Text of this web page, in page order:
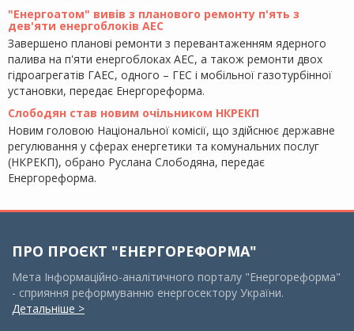
"Енергоатом" вивів з планового ремонту п'ять з
дев'яти енергоблоків АЕС
Завершено планові ремонти з перевантаженням ядерного
палива на п'яти енергоблоках АЕС, а також ремонти двох
гідроагрегатів ГАЕС, одного – ГЕС і мобільної газотурбінної
установки, передає Енергореформа.
Слободян став новим очільником НКРЕКП
Новим головою Національної комісії, що здійснює державне
регулювання у сферах енергетики та комунальних послуг
(НКРЕКП), обрано Руслана Слободяна, передає
Енергореформа.
ПРО ПРОЄКТ "ЕНЕРГОРЕФОРМА"
Мета Інформаційно-аналітичного порталу "Енергореформа"
- сприяння реформуванню енергосектору України.
Детальніше >